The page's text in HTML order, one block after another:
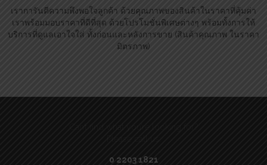
เราการันตีความพึงพอใจลูกค้า ด้วยคุณภาพของสินค้าในราคาที่คุ้มค่า
เราพร้อมมอบราคาที่ดีที่สุด ด้วยโปรโมชั่นพิเศษต่างๆ พร้อมทั้งการให้
บริการที่ดูแลเอาใจใส่ ทั้งก่อนและหลังการขาย (สินค้าคุณภาพ ในราคา
มิตรภาพ)
0 2203 1821